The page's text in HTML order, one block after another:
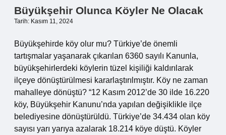
Büyükşehir Olunca Köyler Ne Olacak
Tarih: Kasım 11, 2024
Büyükşehirde köy olur mu? Türkiye’de önemli
tartışmalar yaşanarak çıkarılan 6360 sayılı Kanunla,
büyükşehirlerdeki köylerin tüzel kişiliği kaldırılarak
ilçeye dönüştürülmesi kararlaştırılmıştır. Köy ne zaman
mahalleye dönüştü? “12 Kasım 2012’de 30 ilde 16.220
köy, Büyükşehir Kanunu’nda yapılan değişiklikle ilçe
belediyesine dönüştürüldü. Türkiye’de 34.434 olan köy
sayısı yarı yarıya azalarak 18.214 köye düştü. Köyler